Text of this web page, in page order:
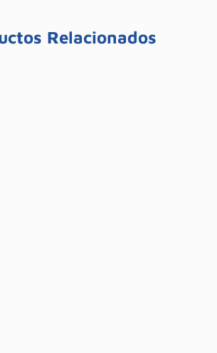
Relacionados